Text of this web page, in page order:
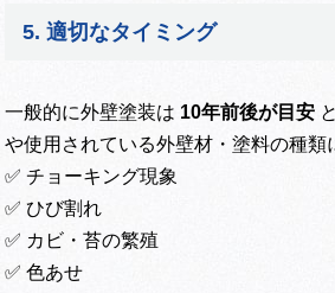
5. 適切なタイミング
一般的に外壁塗装は 10年前後が目安
や使用されている外壁材・塗料の種類
✅ チョーキング現象
✅ ひび割れ
✅ カビ・苔の繁殖
✅ 色あせ